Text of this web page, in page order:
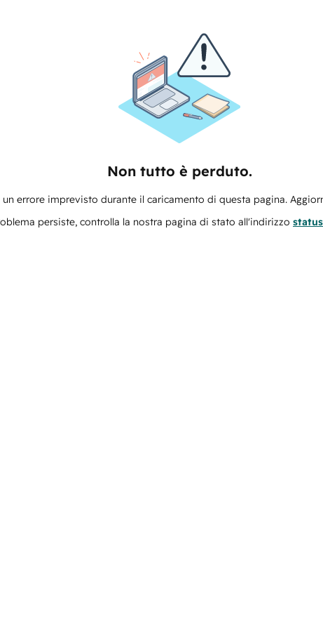
Non tutto è perduto.
errore imprevisto durante il caricamento di questa pagina.
persiste, controlla la nostra pagina di stato all'indirizzo